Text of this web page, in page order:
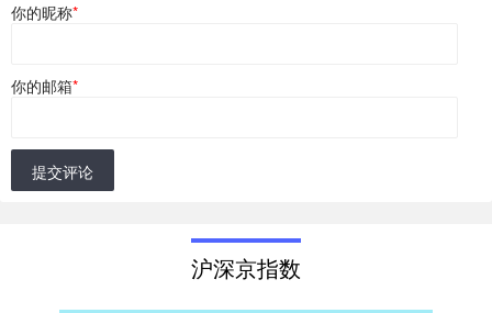
你的昵称*
你的邮箱*
提交评论
沪深京指数